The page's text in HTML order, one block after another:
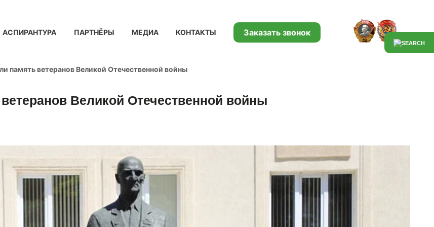
АСПИРАНТУРА ПАРТНЁРЫ МЕДИА КОНТАКТЫ Заказать звонок
память ветеранов Великой Отечественной войны
Великой Отечественной войны